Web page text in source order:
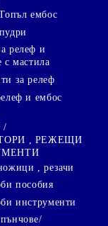
ембос
релеф и
с мастила
за релеф
и ембос
/
, РЕЖЕЩИ
, резачи
пособия
инструменти